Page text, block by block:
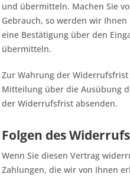
und übermitteln. Machen Sie
Gebrauch, so werden wir
eine Bestätigung über den
übermitteln.
Zur Wahrung der Widerrufsfrist
Mitteilung über die Ausübung
der Widerrufsfrist absenden.
Folgen des Widerrufs
Wenn Sie diesen Vertrag
Zahlungen, die wir von Ihnen